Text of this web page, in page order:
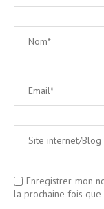
Enregistrer mon
la prochaine fois que